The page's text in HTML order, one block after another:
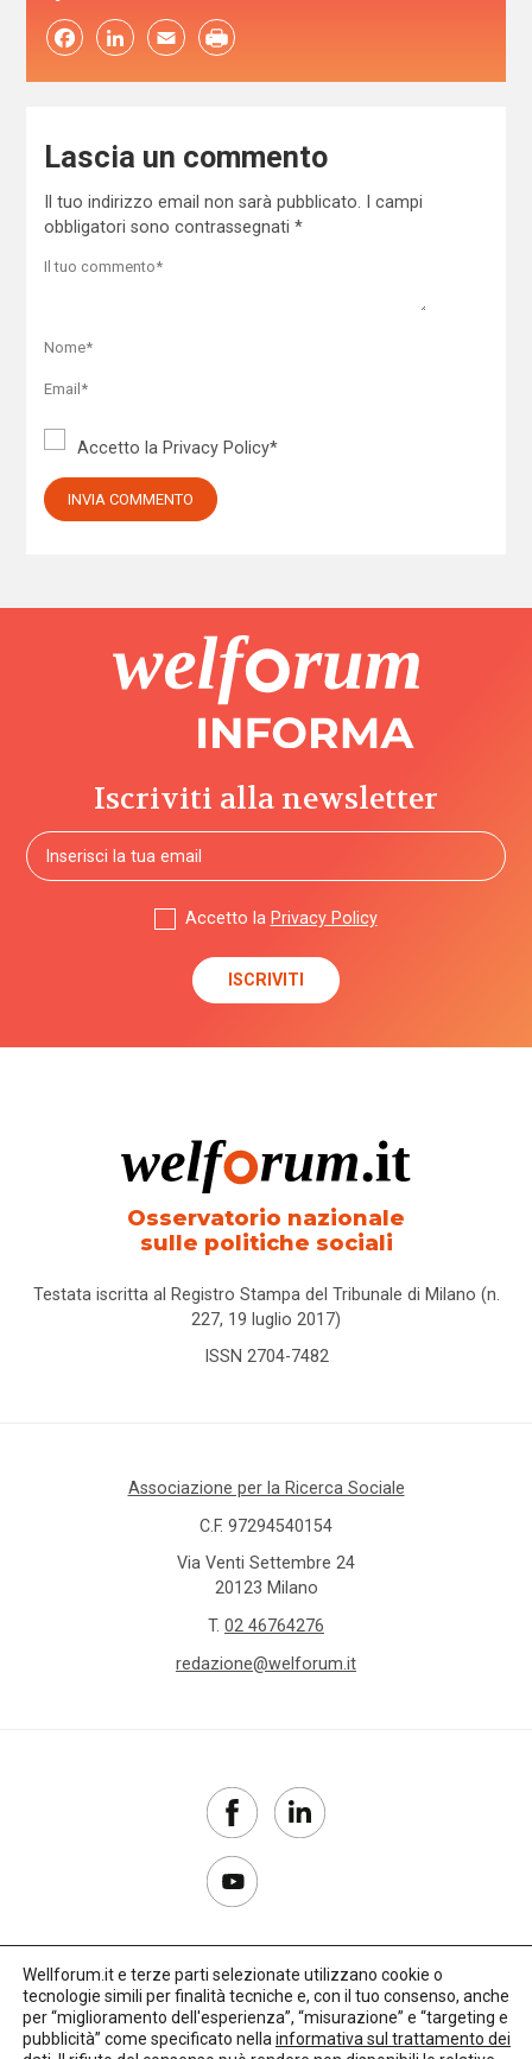
FacebookLinkedIn Email
Lascia un commento
Il tuo indirizzo email non sarà pubblicato.
I campi
obbligatori sono contrassegnati *
Accetto la Privacy Policy*
Iscriviti alla newsletter
Accetto la Privacy Policy
Osservatorio nazionale
sulle politiche sociali
Testata iscritta al Registro Stampa del Tribunale di Milano (n.
227, 19 luglio 2017)
ISSN 2704-7482
Associazione per la Ricerca Sociale
C.F. 97294540154
Via Venti Settembre 24
20123 Milano
T. 02 46764276
redazione@welforum.it
Copyright 2017–2026
Privacy Policy
Wellforum.it e terze parti selezionate utilizzano cookie o
tecnologie simili per finalità tecniche e, con il tuo consenso, anche
per “miglioramento dell'esperienza”, “misurazione” e “targeting e
pubblicità” come specificato nella informativa sul trattamento dei